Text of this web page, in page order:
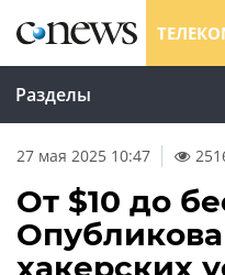
Разделы
27 мая 2025 10:47
От $10 до
хакерских